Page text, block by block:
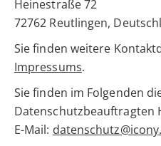
Heinestraße 72
72762 Reutlingen,
Sie finden weitere
Impressums.
Sie finden im Folgenden
Datenschutzbeauftragten
E-Mail: